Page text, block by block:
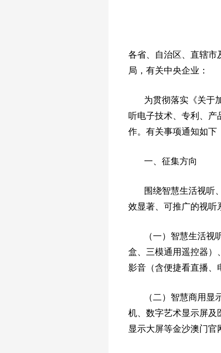
各省、自治区、直辖市
局，有关中央企业：
为贯彻落实《关于
听电子技术、专利、产
作。有关事项通知如下
一、征集方向
围绕智慧生活视听
效显著、可推广的视听
（一）智慧生活
盒、三模通用遥控器）
影音（含便捷看直播、
（二）智慧商用
机、数字艺术显示屏及
显示大屏等金沙澳门官